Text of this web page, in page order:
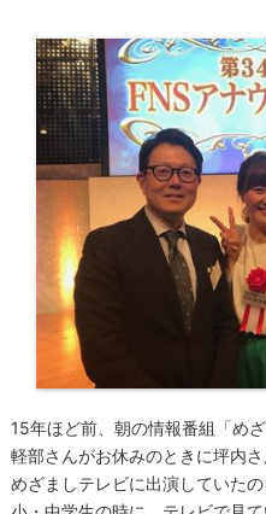
15年ほど前、朝の情報番組「め
軽部さんがお休みのときに坪内
めざましテレビに出演していたの